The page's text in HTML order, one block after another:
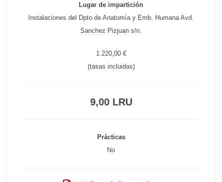
Lugar de impartición
Instalaciones del Dpto de Anatomía y Emb. Humana Avd.
Sanchez Pizjuan s/n.
1.220,00 €
(tasas incluidas)
9,00 LRU
Prácticas
No